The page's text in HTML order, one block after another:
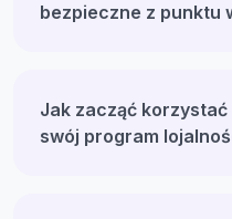
bezpieczne z punktu
Jak zacząć
swój program